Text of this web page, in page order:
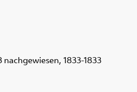
nachgewiesen, 1833-1833